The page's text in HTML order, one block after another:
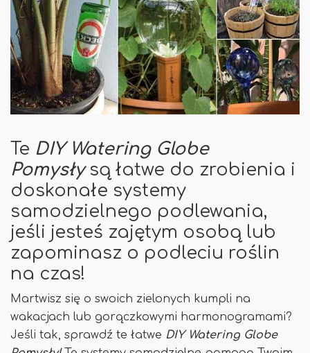
Te DIY Watering Globe
Pomysłysą łatwe do zrobienia i
doskonałe systemy
samodzielnego podlewania,
jeśli jesteś zajętym osobą lub
zapominasz o podleciu roślin
na czas!
Martwisz się o swoich zielonych kumpli na
wakacjach lub gorączkowymi harmonogramami?
Jeśli tak, sprawdź te łatwe DIY Watering Globe